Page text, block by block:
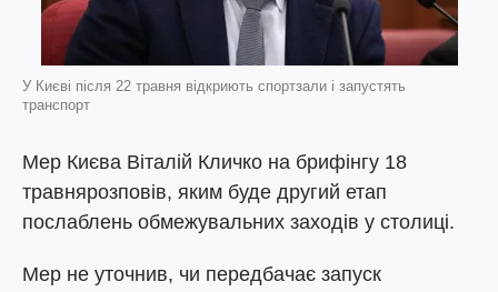
У Києві після 22 травня відкриють спортзали і запустять
транспорт
Мер Києва Віталій Кличко на брифінгу 18
травнярозповів, яким буде другий етап
послаблень обмежувальних заходів у столиці.
Мер не уточнив, чи передбачає запуск